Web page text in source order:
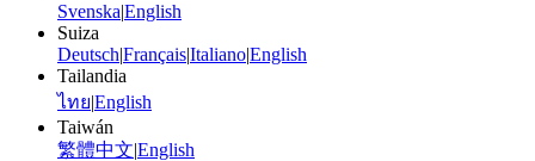
Svenska|English
Suiza
Deutsch|Français|Italiano|English
Tailandia
ไทย|English
Taiwán
繁體中文|English